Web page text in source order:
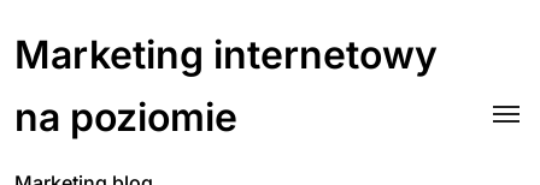
content
Marketing internetowy
na poziomie